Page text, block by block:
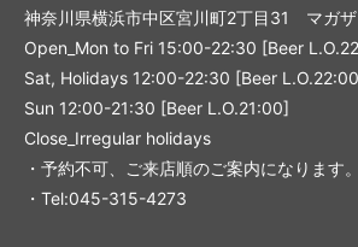
神奈川県横浜市中区宮川町2丁目31 マガザ
Open_Mon to Fri 15:00-22:30 [Beer
Sat, Holidays 12:00-22:30 [Beer
Sun 12:00-21:30 [Beer L.O.21:00]
Close_Irregular holidays
・予約不可、ご来店順のご案内になります。
・Tel:045-315-4273